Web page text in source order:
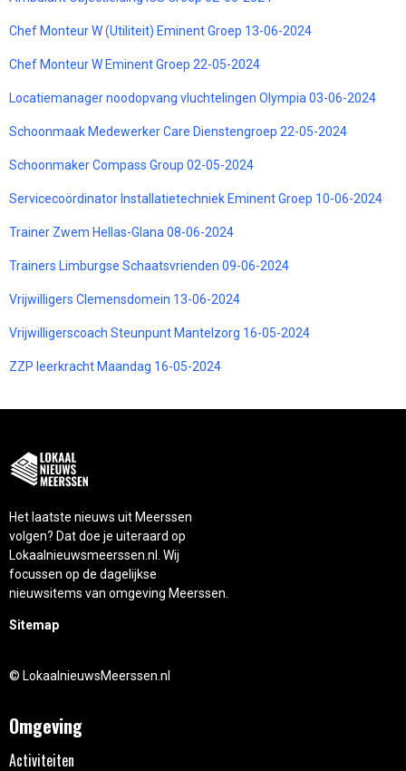
Chef Monteur W (Utiliteit) Eminent Groep 13-06-2024
Chef Monteur W Eminent Groep 22-05-2024
Locatiemanager noodopvang vluchtelingen Olympia 03-06-2024
Schoonmaak Medewerker Care Dienstengroep 22-05-2024
Schoonmaker Compass Group 02-05-2024
Servicecoördinator Installatietechniek Eminent Groep 10-06-2024
Trainer Zwem Hellas-Glana 08-06-2024
Trainers Limburgse Schaatsvrienden 09-06-2024
Vrijwilligers Clemensdomein 13-06-2024
Vrijwilligerscoach Steunpunt Mantelzorg 16-05-2024
ZZP leerkracht Maandag 16-05-2024
Het laatste nieuws uit Meerssen
volgen? Dat doe je uiteraard op
Lokaalnieuwsmeerssen.nl. Wij
focussen op de dagelijkse
nieuwsitems van omgeving Meerssen.
Sitemap
© LokaalnieuwsMeerssen.nl
Omgeving
Activiteiten